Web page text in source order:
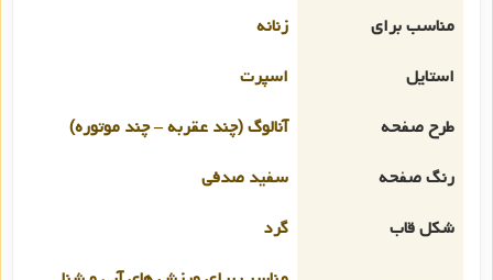
مناسب برای
زنانه
استایل
اسپرت
طرح صفحه
آنالوگ (چند عقربه – چند موتوره)
رنگ صفحه
سفید صدفی
شکل قاب
گرد